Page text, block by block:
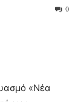
0
«Νέα